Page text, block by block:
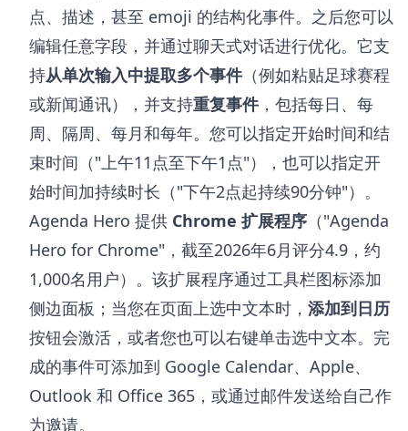
点、描述，甚至 emoji 的结构化事件。之后您可以
编辑任意字段，并通过聊天式对话进行优化。它支
持从单次输入中提取多个事件（例如粘贴足球赛程
或新闻通讯），并支持重复事件，包括每日、每
周、隔周、每月和每年。您可以指定开始时间和结
束时间（"上午11点至下午1点"），也可以指定开
始时间加持续时长（"下午2点起持续90分钟"）。
Agenda Hero 提供 Chrome 扩展程序 （"Agenda
Hero for Chrome"，截至2026年6月评分4.9，约
1,000名用户）。该扩展程序通过工具栏图标添加
侧边面板；当您在页面上选中文本时， 添加到日历
按钮会激活，或者您也可以右键单击选中文本。完
成的事件可添加到 Google Calendar、Apple、
Outlook 和 Office 365，或通过邮件发送给自己作
为邀请。